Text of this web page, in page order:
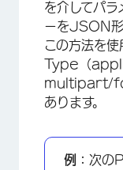
を介してパラ
ーをJSON形
この方法を
Type（
multipart/
あります。
例： 次の